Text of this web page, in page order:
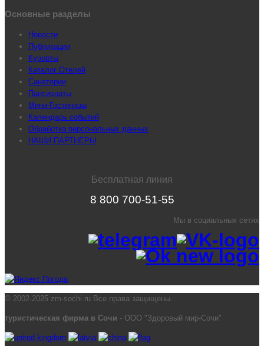
Основные разделы
Новости
Публикации
Курорты
Каталог Отелей
Санатории
Пансионаты
Мини-Гостиницы
Календарь событий
Обработка персональных данных
НАШИ ПАРТНЕРЫ
Бесплатная линия
8 800 700-51-55
Мы в социальных сетях
© 2002-2025 zm-sochi.ru Все права защищены.
туристическая фирма в Сочи - ООО "Здоровый мир-Сочи"